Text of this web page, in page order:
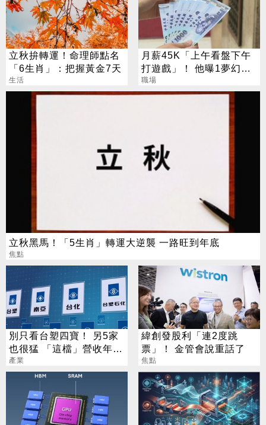
立秋拚轉運！命理師點名
「6生肖」：把握黃金7天
生活
月薪45K「上午看盤下午
打遊戲」！ 他曝1夢幻職
業 網嘆：比保全爽
職場
立秋黑馬！「5生肖」轉運大逆襲 一路旺到年底
焦點
別只看台塑四寶！ 另5家
也很猛 「這檔」營收年增
衝7倍
產業
緯創發股利「連2度跳
票」！ 金管會說重話了
焦點